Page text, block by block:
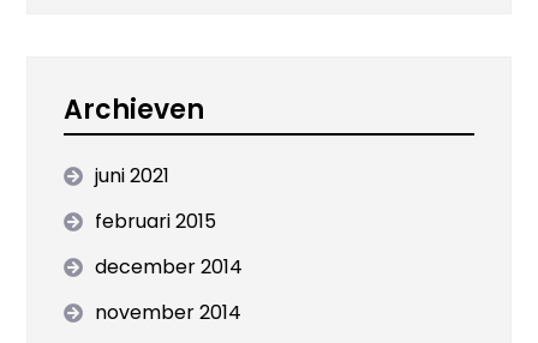
Archieven
juni 2021
februari 2015
december 2014
november 2014